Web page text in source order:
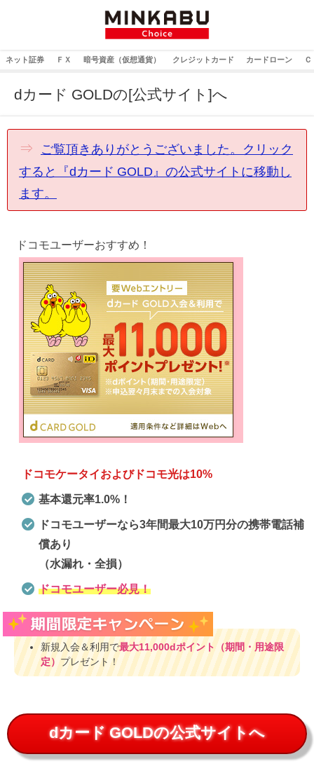
ネット証券 ＦＸ 暗号資産（仮想通貨） クレジットカード カードローン Ｃ
dカード GOLDの[公式サイト]へ
⇒
ご覧頂きありがとうございました。クリック
すると『dカード GOLD』の公式サイトに移動し
ます。
ドコモユーザーおすすめ！
ドコモケータイおよびドコモ光は10%
基本還元率1.0%！
ドコモユーザーなら3年間最大10万円分の携帯電話補
償あり
（水漏れ・全損）
ドコモユーザー必見！
新規入会＆利用で最大11,000dポイント（期間・用途限
定）プレゼント！
dカード GOLDの公式サイトへ